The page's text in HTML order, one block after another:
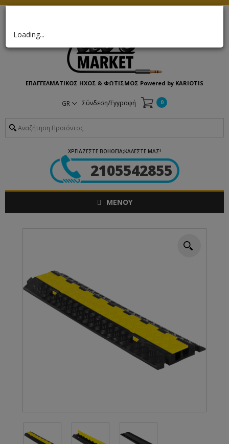
ΕΠΑΓΓΕΛΜΑΤΙΚΟΣ ΗΧΟΣ & ΦΩΤΙΣΜΟΣ Powered by KARIOTIS
GR Σύνδεση/Εγγραφή 0
ΧΡΕΙΑΖΕΣΤΕ ΒΟΗΘΕΙΑ;ΚΑΛΕΣΤΕ ΜΑΣ!
2105542855
ΜΕΝΟΥ
Loading...